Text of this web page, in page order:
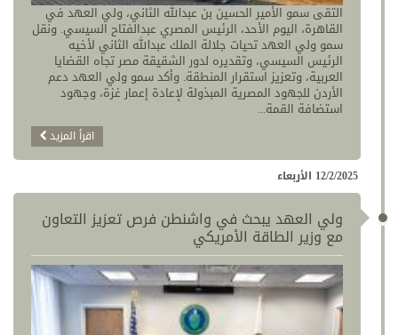
التقى سمو الأمير الحسين بن عبدالله الثاني، ولي العهد في
القاهرة، اليوم الأحد، الرئيس المصري عبدالفتاح السيسي. ونقل
سمو ولي العهد تحيات جلالة الملك عبدالله الثاني لأخيه
الرئيس السيسي، وتقديره لدور الشقيقة مصر تجاه القضايا
العربية، وتعزيز استقرار المنطقة. وأكد سمو ولي العهد دعم
الأردن للجهود المصرية المبذولة لإعادة إعمار غزة، وجهود
استضافة القمة...
اقرأ المزيد
12/2/2025 الأربعاء
ولي العهد يبحث في واشنطن فرص تعزيز التعاون
مع وزير الطاقة الأمريكي